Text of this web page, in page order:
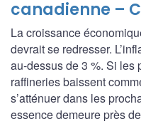
canadienne –
La croissance
devrait se redresser.
au‑dessus de 3 %. Si
raffineries baissent
s’atténuer dans les
essence demeure près